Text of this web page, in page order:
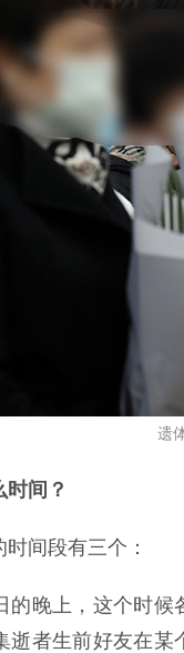
遗
间？
间段有三个：
的晚上，这个时
逝者生前好友在